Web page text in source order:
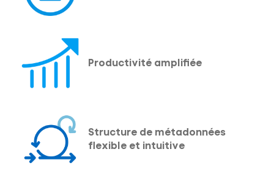
Productivité amplifiée
Structure de métadonnées
flexible et intuitive